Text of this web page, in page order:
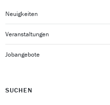
Neuigkeiten
Veranstaltungen
Jobangebote
SUCHEN